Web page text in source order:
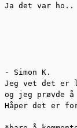
Ja det var ho..
- Simon K.
Jeg vet det er
og jeg prøvde
Håper det er